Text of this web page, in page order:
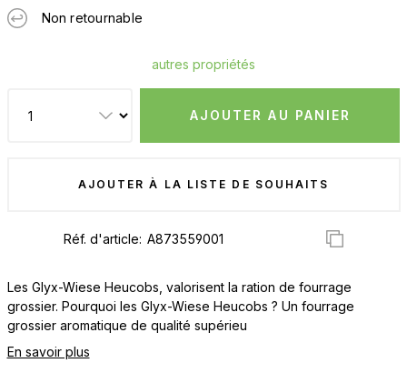
Non retournable
autres propriétés
AJOUTER AU PANIER
AJOUTER À LA LISTE DE SOUHAITS
Réf. d'article:
Les Glyx-Wiese Heucobs, valorisent la ration de fourrage
grossier. Pourquoi les Glyx-Wiese Heucobs ? Un fourrage
grossier aromatique de qualité supérieu
En savoir plus